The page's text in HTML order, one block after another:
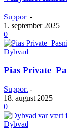
Support -
1. september 2025
0
Dybvad
Pias Private
Support -
18. august 2025
0
Dybvad